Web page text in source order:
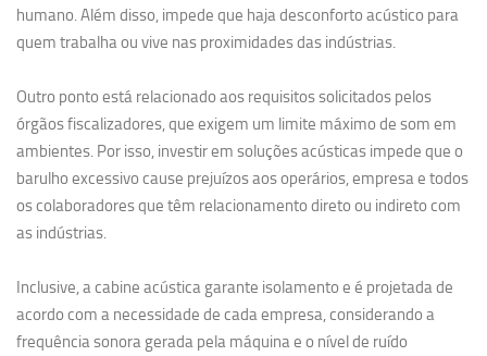
humano. Além disso, impede que haja desconforto acústico para
quem trabalha ou vive nas proximidades das indústrias.
Outro ponto está relacionado aos requisitos solicitados pelos
órgãos fiscalizadores, que exigem um limite máximo de som em
ambientes. Por isso, investir em soluções acústicas impede que o
barulho excessivo cause prejuízos aos operários, empresa e todos
os colaboradores que têm relacionamento direto ou indireto com
as indústrias.
Inclusive, a cabine acústica garante isolamento e é projetada de
acordo com a necessidade de cada empresa, considerando a
frequência sonora gerada pela máquina e o nível de ruído